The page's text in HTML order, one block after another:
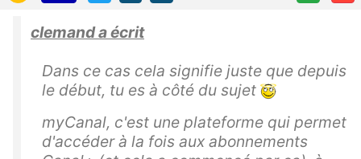
clemand a écrit
Dans ce cas cela signifie juste que depuis
le début, tu es à côté du sujet
myCanal, c'est une plateforme qui permet
d'accéder à la fois aux abonnements